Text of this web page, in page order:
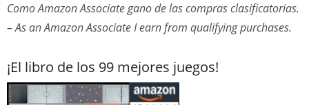
Como Amazon Associate gano de las compras clasificatorias.
– As an Amazon Associate I earn from qualifying purchases.
¡El libro de los 99 mejores juegos!